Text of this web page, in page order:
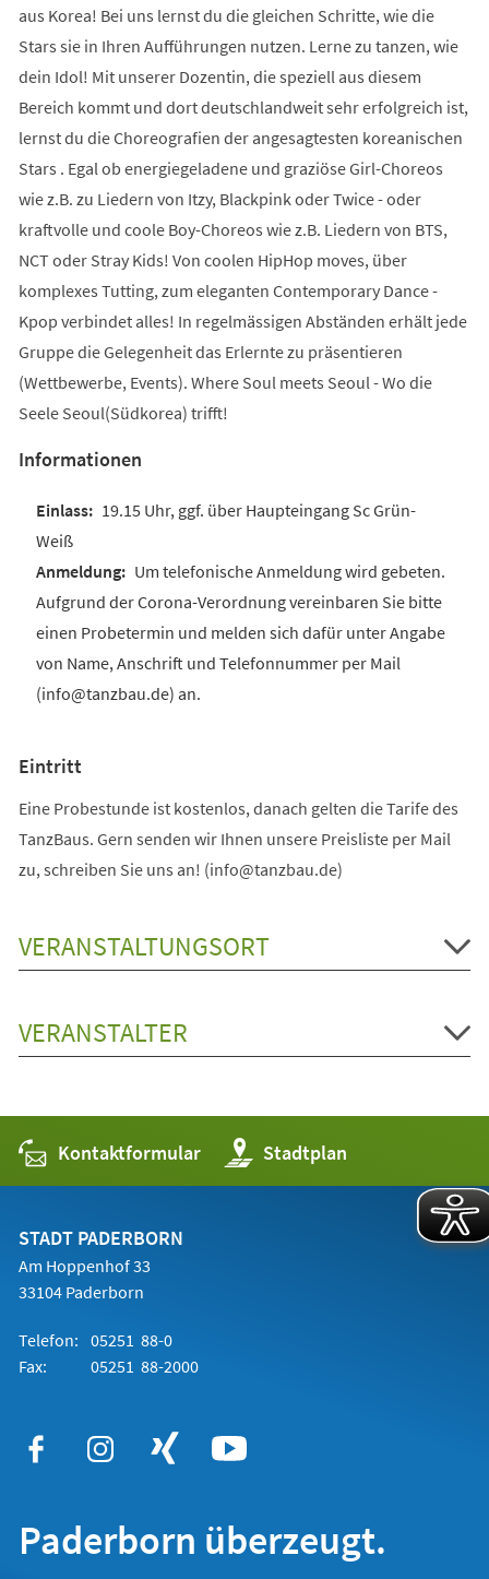
aus Korea! Bei uns lernst du die gleichen Schritte, wie die
Stars sie in Ihren Aufführungen nutzen. Lerne zu tanzen, wie
dein Idol! Mit unserer Dozentin, die speziell aus diesem
Bereich kommt und dort deutschlandweit sehr erfolgreich ist,
lernst du die Choreografien der angesagtesten koreanischen
Stars . Egal ob energiegeladene und graziöse Girl-Choreos
wie z.B. zu Liedern von Itzy, Blackpink oder Twice - oder
kraftvolle und coole Boy-Choreos wie z.B. Liedern von BTS,
NCT oder Stray Kids! Von coolen HipHop moves, über
komplexes Tutting, zum eleganten Contemporary Dance -
Kpop verbindet alles! In regelmässigen Abständen erhält jede
Gruppe die Gelegenheit das Erlernte zu präsentieren
(Wettbewerbe, Events). Where Soul meets Seoul - Wo die
Seele Seoul(Südkorea) trifft!
Informationen
19.15 Uhr, ggf. über Haupteingang Sc Grün-
Weiß
Um telefonische Anmeldung wird gebeten.
Aufgrund der Corona-Verordnung vereinbaren Sie bitte
einen Probetermin und melden sich dafür unter Angabe
von Name, Anschrift und Telefonnummer per Mail
(info@tanzbau.de) an.
Eintritt
Eine Probestunde ist kostenlos, danach gelten die Tarife des
TanzBaus. Gern senden wir Ihnen unsere Preisliste per Mail
zu, schreiben Sie uns an! (info@tanzbau.de)
VERANSTALTUNGSORT
VERANSTALTER
Kontaktformular Stadtplan
(Öffnet
in
einem
STADT PADERBORN
Am Hoppenhof 33
33104 Paderborn
Telefon: 05251 88-0
Fax:
05251 88-2000
Paderborn überzeugt.